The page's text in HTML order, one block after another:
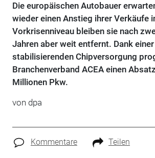
Die europäischen Autobauer
wieder einen Anstieg ihrer Verkäufe
Vorkrisenniveau bleiben sie nach
Jahren aber weit entfernt. Dank
stabilisierenden Chipversorgung
Branchenverband ACEA einen
Millionen Pkw.
von dpa
Kommentare Teilen